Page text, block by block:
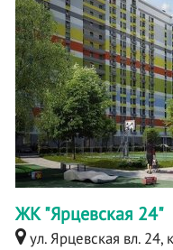
ЖК "Ярцевская 24"
ул. Ярцевская вл. 24,